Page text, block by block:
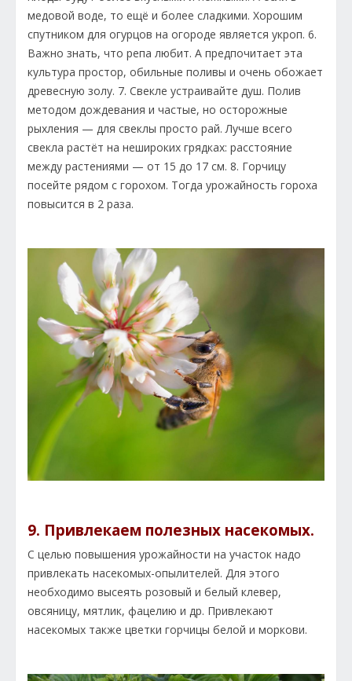
медовой воде, то ещё и более сладкими. Хорошим
спутником для огурцов на огороде является укроп. 6.
Важно знать, что репа любит. А предпочитает эта
культура простор, обильные поливы и очень обожает
древесную золу. 7. Свекле устраивайте душ. Полив
методом дождевания и частые, но осторожные
рыхления — для свеклы просто рай. Лучше всего
свекла растёт на нешироких грядках: расстояние
между растениями — от 15 до 17 см. 8. Горчицу
посейте рядом с горохом. Тогда урожайность гороха
повысится в 2 раза.
9. Привлекаем полезных насекомых.
С целью повышения урожайности на участок надо
привлекать насекомых-опылителей. Для этого
необходимо высеять розовый и белый клевер,
овсяницу, мятлик, фацелию и др. Привлекают
насекомых также цветки горчицы белой и моркови.